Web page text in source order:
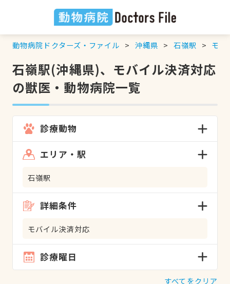
動物病院ドクターズ・ファイル 沖縄県 石嶺駅 モバ
石嶺駅(沖縄県)、モバイル決済対応
の獣医・動物病院一覧
診療動物
エリア・駅
石嶺駅
詳細条件
モバイル決済対応
診療曜日
すべてをクリア